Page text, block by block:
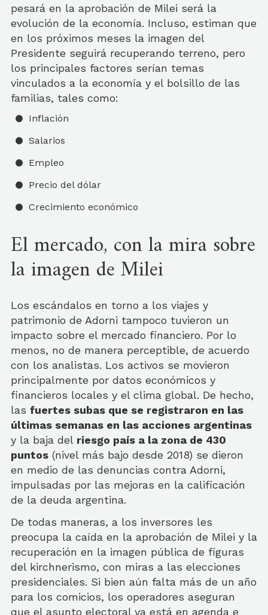
pesará en la aprobación de Milei será la
evolución de la economía. Incluso, estiman que
en los próximos meses la imagen del
Presidente seguirá recuperando terreno, pero
los principales factores serían temas
vinculados a la economía y el bolsillo de las
familias, tales como:
Inflación
Salarios
Empleo
Precio del dólar
Crecimiento económico
El mercado, con la mira sobre
la imagen de Milei
Los escándalos en torno a los viajes y
patrimonio de Adorni tampoco tuvieron un
impacto sobre el mercado financiero. Por lo
menos, no de manera perceptible, de acuerdo
con los analistas. Los activos se movieron
principalmente por datos económicos y
financieros locales y el clima global. De hecho,
las fuertes subas que se registraron en las
últimas semanas en las acciones argentinas
y la baja del riesgo país a la zona de 430
puntos (nivel más bajo desde 2018) se dieron
en medio de las denuncias contra Adorni,
impulsadas por las mejoras en la calificación
de la deuda argentina.
De todas maneras, a los inversores les
preocupa la caída en la aprobación de Milei y la
recuperación en la imagen pública de figuras
del kirchnerismo, con miras a las elecciones
presidenciales. Si bien aún falta más de un año
para los comicios, los operadores aseguran
que el asunto electoral ya está en agenda e